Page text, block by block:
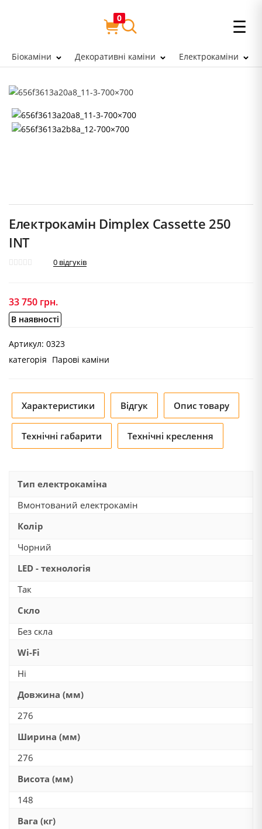
☰
0
Біокаміни Декоративні каміни Електрокаміни
Електрокамін Dimplex Cassette 250
INT
0 відгуків
33 750 грн.
В наявності
Артикул: 0323
категорія Парові каміни
Характеристики Відгук Опис товару
Технічні габарити Технічні креслення
Тип електрокаміна
Вмонтований електрокамін
Колір
Чорний
LED - технологія
Так
Скло
Без скла
Wi-Fi
Ні
Довжина (мм)
276
Ширина (мм)
276
Висота (мм)
148
Вага (кг)